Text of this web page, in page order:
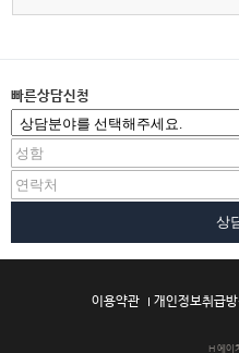
빠른상담신청
상
이용약관 개인정보취급방
H 에이